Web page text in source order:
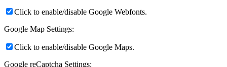
Click to enable/disable Google Webfonts.
Google Map Settings:
Click to enable/disable Google Maps.
Google reCaptcha Settings: